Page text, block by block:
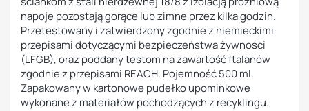
napoje pozostają gorące lub zimne przez kilka godzin.
Przetestowany i zatwierdzony zgodnie z niemieckimi
przepisami dotyczącymi bezpieczeństwa żywności
(LFGB), oraz poddany testom na zawartość ftalanów
zgodnie z przepisami REACH. Pojemność 500 ml.
Zapakowany w kartonowe pudełko upominkowe
wykonane z materiałów pochodzących z recyklingu.